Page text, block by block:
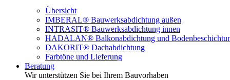
Übersicht
IMBERAL® Bauwerksabdichtung außen
INTRASIT® Bauwerksabdichtung innen
HADALAN® Balkonabdichtung und
DAKORIT® Dachabdichtung
Farbtöne und Lieferung
Beratung
Wir unterstützen Sie bei Ihrem Bauvorhaben